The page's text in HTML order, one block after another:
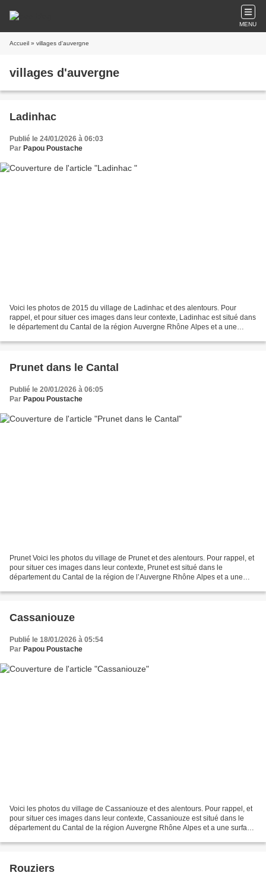
MENU
Accueil » villages d'auvergne
villages d'auvergne
Ladinhac
Publié le 24/01/2026 à 06:03
Par Papou Poustache
Voici les photos de 2015 du village de Ladinhac et des alentours. Pour
rappel, et pour situer ces images dans leur contexte, Ladinhac est situé dans
le département du Cantal de la région Auvergne Rhône Alpes et a une
Prunet dans le Cantal
Publié le 20/01/2026 à 06:05
Par Papou Poustache
Prunet Voici les photos du village de Prunet et des alentours. Pour rappel, et
pour situer ces images dans leur contexte, Prunet est situé dans le
département du Cantal de la région de l’Auvergne Rhône Alpes et a une
Cassaniouze
Publié le 18/01/2026 à 05:54
Par Papou Poustache
Voici les photos du village de Cassaniouze et des alentours. Pour rappel, et
pour situer ces images dans leur contexte, Cassaniouze est situé dans le
département du Cantal de la région Auvergne Rhône Alpes et a une surface
Rouziers